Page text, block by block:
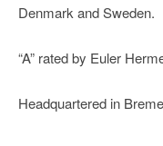
Denmark and Sweden.
“A” rated by Euler
Headquartered in